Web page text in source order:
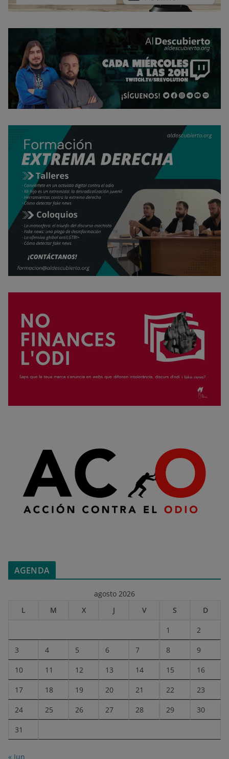
AGENDA
agosto 2026
L
M X J V S D
1 2
3 4 5 6 7 8 9
10 11 12 13 14 15 16
17 18 19 20 21 22 23
24 25 26 27 28 29 30
31
« Jun
Rechazar cookies Política de cookies